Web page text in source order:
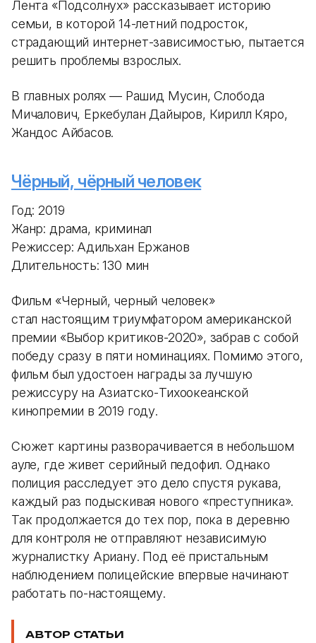
Лента «Подсолнух» рассказывает историю
семьи, в которой 14-летний подросток,
страдающий интернет-зависимостью, пытается
решить проблемы взрослых.
В главных ролях — Рашид Мусин, Слобода
Мичалович, Еркебулан Дайыров, Кирилл Кяро,
Жандос Айбасов.
Чёрный, чёрный человек
Год: 2019
Жанр: драма, криминал
Режиссер: Адильхан Ержанов
Длительность: 130 мин
Фильм «Черный, черный человек»
стал настоящим триумфатором американской
премии «Выбор критиков-2020», забрав с собой
победу сразу в пяти номинациях. Помимо этого,
фильм был удостоен награды за лучшую
режиссуру на Азиатско-Тихоокеанской
кинопремии в 2019 году.
Сюжет картины разворачивается в небольшом
ауле, где живет серийный педофил. Однако
полиция расследует это дело спустя рукава,
каждый раз подыскивая нового «преступника».
Так продолжается до тех пор, пока в деревню
для контроля не отправляют независимую
журналистку Ариану. Под её пристальным
наблюдением полицейские впервые начинают
работать по-настоящему.
АВТОР СТАТЬИ